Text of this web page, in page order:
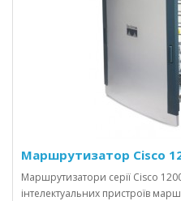
Маршрутизатор Cisco
Маршрутизатори серії Cisco
інтелектуальних пристроїв